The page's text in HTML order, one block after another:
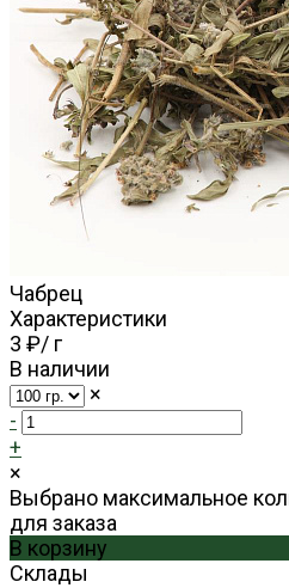
Чабрец
Характеристики
3 ₽/ г
В наличии
×
-
+
×
Выбрано максимальное
для заказа
В корзину
Склады